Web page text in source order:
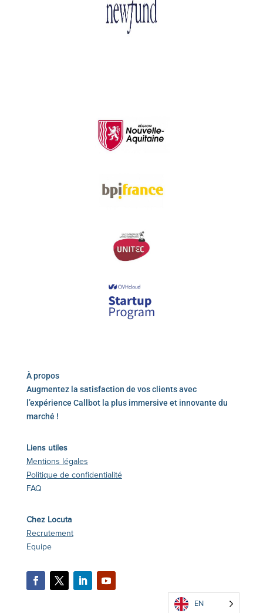
À propos
Augmentez la satisfaction de vos clients avec
l’expérience Callbot la plus immersive et innovante du
marché !
Liens utiles
Mentions légales
Politique de confidentialité
FAQ
Chez Locuta
Recrutement
Equipe
EN